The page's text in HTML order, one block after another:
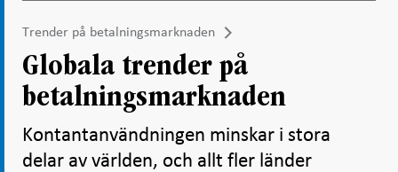
Trender på betalningsmarknaden
Globala trender på
betalningsmarknaden
Kontantanvändningen minskar i stora
delar av världen, och allt fler länder